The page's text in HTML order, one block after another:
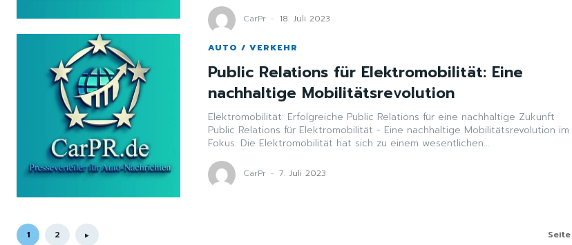
CarPr - 18. Juli 2023
AUTO / VERKEHR
Public Relations für Elektromobilität: Eine
nachhaltige Mobilitätsrevolution
Elektromobilität: Erfolgreiche Public Relations für eine nachhaltige Zukunft
Public Relations für Elektromobilität - Eine nachhaltige Mobilitätsrevolution im
Fokus. Die Elektromobilität hat sich zu einem wesentlichen...
CarPr - 7. Juli 2023
1 2 Seite